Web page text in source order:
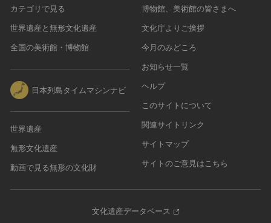
カテゴリで見る
世界遺産と無形文化遺産
全国の美術館・博物館
日本列島タイムマシンナビ
世界遺産
無形文化遺産
動画で見る無形の文化財
博物館、美術館の皆さまへ
文化庁よりご挨拶
今月のみどころ
お知らせ一覧
ヘルプ
このサイトについて
関連サイトリンク
サイトマップ
サイトのご意見はこちら
文化遺産データベース